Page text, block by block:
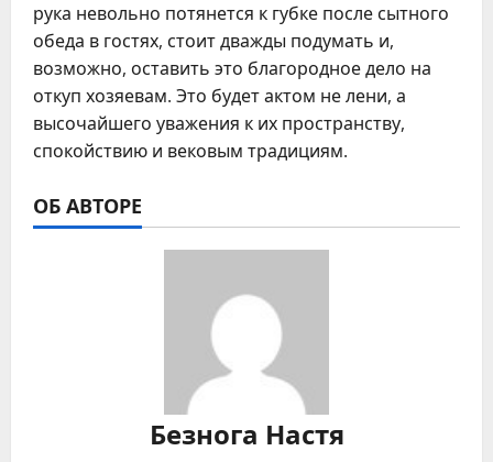
рука невольно потянется к губке после сытного
обеда в гостях, стоит дважды подумать и,
возможно, оставить это благородное дело на
откуп хозяевам. Это будет актом не лени, а
высочайшего уважения к их пространству,
спокойствию и вековым традициям.
ОБ АВТОРЕ
Безнога Настя